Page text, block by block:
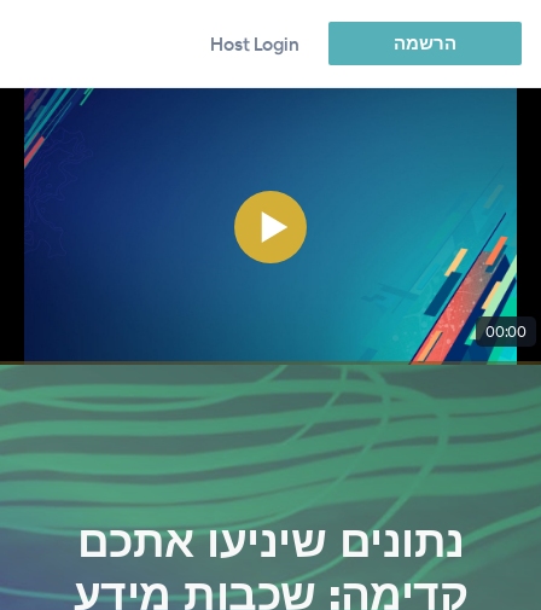
Host Login הרשמה
00:00
נתונים שיניעו אתכם
קדימה: שכבות מידע